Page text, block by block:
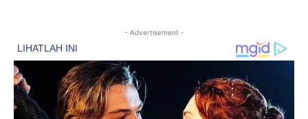
- Advertisement -